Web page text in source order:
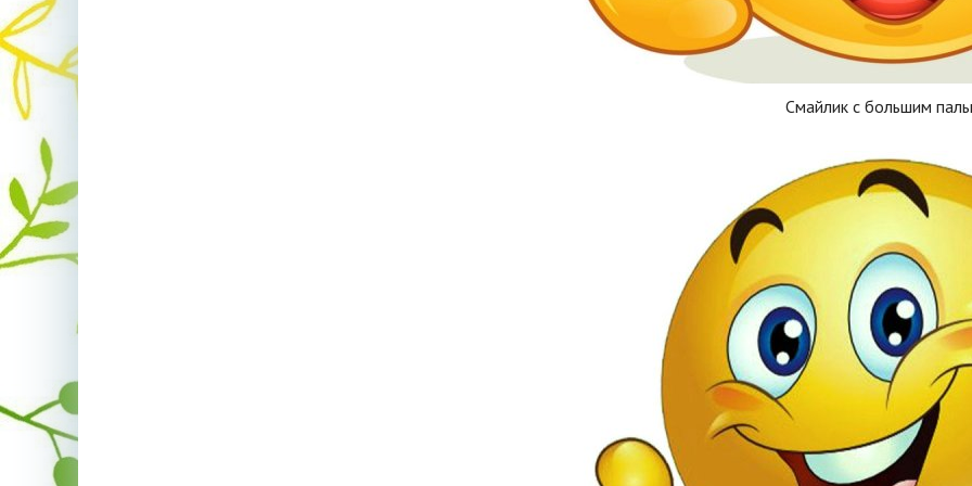
Смайлик с большим